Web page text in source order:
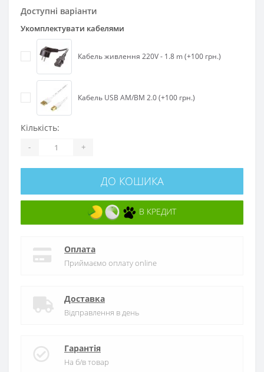
Доступні варіанти
Укомплектувати кабелями
Кабель живлення 220V - 1.8 m (+100 грн.)
Кабель USB AM/BM 2.0 (+100 грн.)
Кількість:
- +
ДО КОШИКА
В КРЕДИТ
Оплата
Приймаємо оплату online
Доставка
Відправлення в день
Гарантія
На б/в товар